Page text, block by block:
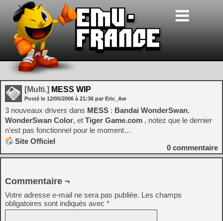
[Multi.] MESS WIP
Posté le 12/05/2006 à 21:36 par Eric_Aw
3 nouveaux drivers dans MESS : Bandai WonderSwan,
WonderSwan Color, et Tiger Game.com , notez que le dernier
n’est pas fonctionnel pour le moment…
Site Officiel
0 commentaire
Commentaire ¬
Votre adresse e-mail ne sera pas publiée. Les champs
obligatoires sont indiqués avec *